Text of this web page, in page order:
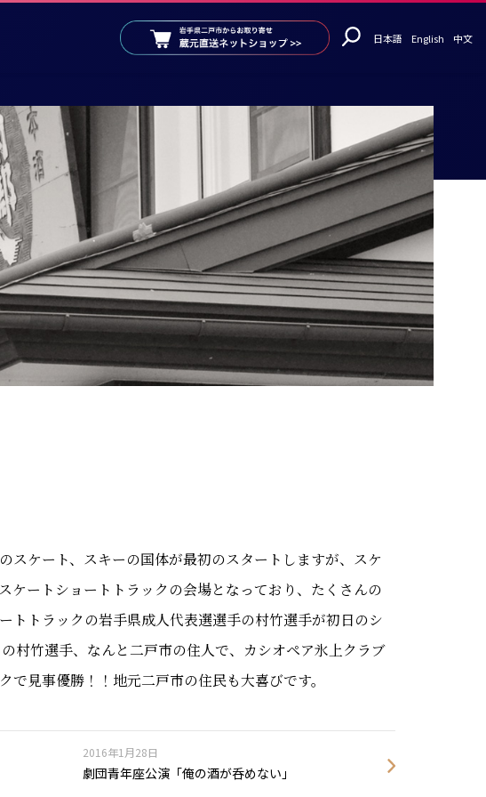
日本語 English 中文
スケート、スキーの国体が最初のスタートしますが、スケ
ケートショートトラックの会場となっており、たくさんの
トトラックの岩手県成人代表選選手の村竹選手が初日のシ
村竹選手、なんと二戸市の住人で、カシオペア氷上クラブ
見事優勝！！地元二戸市の住民も大喜びです。
2016年1月28日
劇団青年座公演「俺の酒が呑めない」